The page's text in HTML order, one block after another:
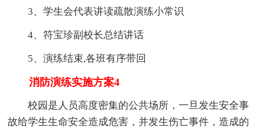
3、学生会代表讲读疏散演练小常识
4、符宝珍副校长总结讲话
5、演练结束,各班有序带回
消防演练实施方案4
校园是人员高度密集的公共场所，一旦发生安全事
故给学生生命安全造成危害，并发生伤亡事件，造成的